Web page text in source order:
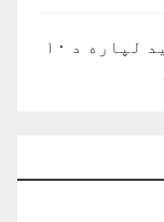
د ۱۰ زره میګاواټه برېښنا تولید لپاره د ۱۰